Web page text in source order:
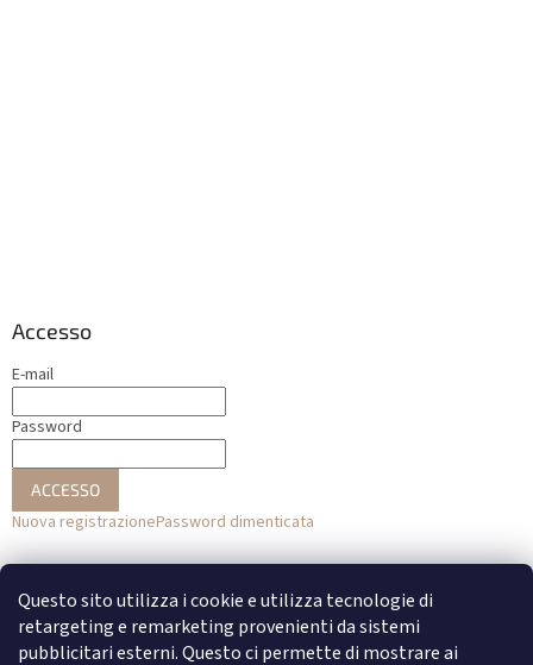
Questo sito utilizza i cookie e utilizza tecnologie di
retargeting e remarketing provenienti da sistemi
pubblicitari esterni. Questo ci permette di mostrare ai
Accesso
E-mail
Password
ACCESSO
Nuova registrazionePassword dimenticata
o
Accesso con Facebook